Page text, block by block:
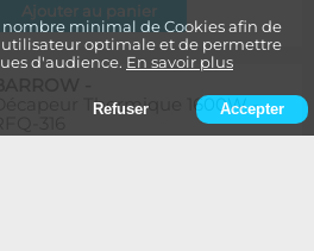
minimal de Cookies afin de
optimale et de permettre
d'audience. En savoir plus
Refuser Accepter
Ajouter au panier
Décapeur Thermique 1600W -